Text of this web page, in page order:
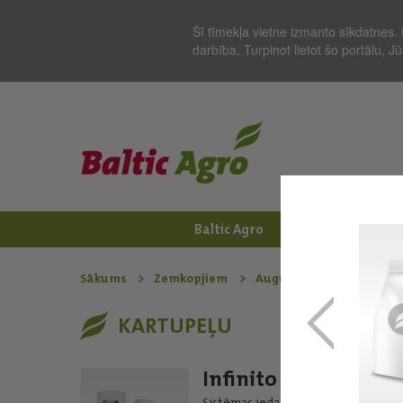
Šī tīmekļa vietne izmanto
darbība. Turpinot lietot šo portālu,
Baltic Agro
Sākums Zemkopjiem Augu aizsardzības
KARTUPEĻU
Infinito